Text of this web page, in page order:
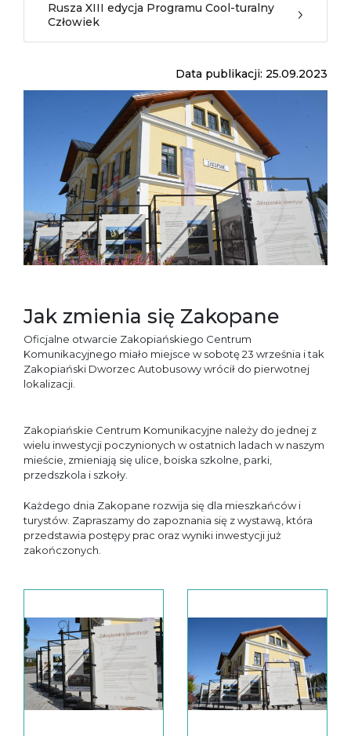
Rusza XIII edycja Programu Cool-turalny
Człowiek
Data publikacji: 25.09.2023
Jak zmienia się Zakopane
Oficjalne otwarcie Zakopiańskiego Centrum
Komunikacyjnego miało miejsce w sobotę 23 września i tak
Zakopiański Dworzec Autobusowy wrócił do pierwotnej
lokalizacji.
Zakopiańskie Centrum Komunikacyjne należy do jednej z
wielu inwestycji poczynionych w ostatnich ladach w naszym
mieście, zmieniają się ulice, boiska szkolne, parki,
przedszkola i szkoły.
Każdego dnia Zakopane rozwija się dla mieszkańców i
turystów. Zapraszamy do zapoznania się z wystawą, która
przedstawia postępy prac oraz wyniki inwestycji już
zakończonych.